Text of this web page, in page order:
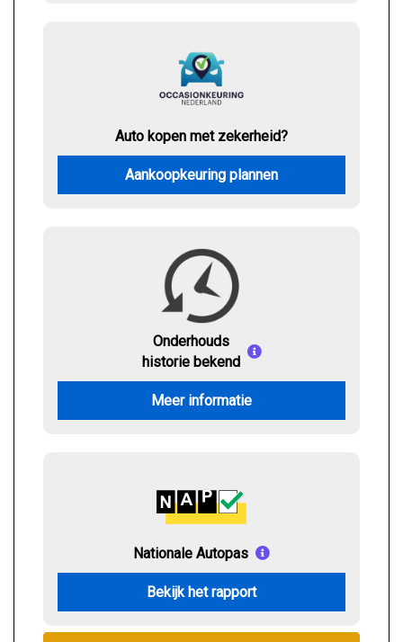
Auto kopen met zekerheid?
Aankoopkeuring plannen
Onderhouds
historie bekend
Meer informatie
Nationale Autopas
Bekijk het rapport